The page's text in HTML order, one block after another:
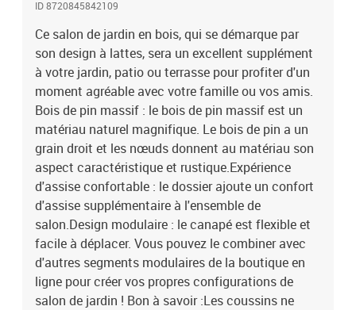
blancMatériau : bois de pin massifMatériau des lattes :
contreplaquéDimensions du canapé d'angle : 61 x 61 x 62 cm (L x l
x H)Dimensions du canapé central : 61 x 61 x 62 cm (L x l x
H)Dimensions du repose-pied/de la table basse de jardin : 61 x
60,5 x 30 cm (L x l x H)Capacité de charge maximale (par siège) :
110 kgL'assemblage est requisLa livraison contient :2 x canapé
d'angle2 x canapé central3 x repose-pieds/table basse de jardin
ID 8720845842109
Ce salon de jardin en bois, qui se démarque par
son design à lattes, sera un excellent supplément
à votre jardin, patio ou terrasse pour profiter d'un
moment agréable avec votre famille ou vos amis.
Bois de pin massif : le bois de pin massif est un
matériau naturel magnifique. Le bois de pin a un
grain droit et les nœuds donnent au matériau son
aspect caractéristique et rustique.Expérience
d'assise confortable : le dossier ajoute un confort
d'assise supplémentaire à l'ensemble de
salon.Design modulaire : le canapé est flexible et
facile à déplacer. Vous pouvez le combiner avec
d'autres segments modulaires de la boutique en
ligne pour créer vos propres configurations de
salon de jardin ! Bon à savoir :Les coussins ne